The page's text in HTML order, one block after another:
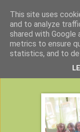
This site uses
and to analyze
shared with Google
metrics to ensure
statistics, and to